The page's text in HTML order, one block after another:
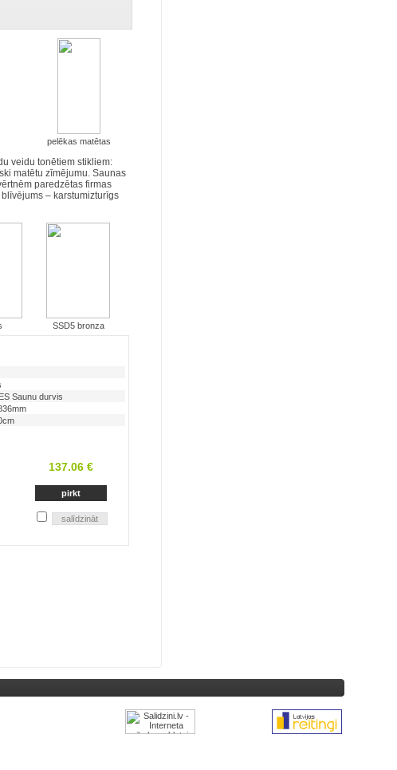
pelēkas matētas
veidu tonētiem stikliem:
matētu zīmējumu. Saunas
paredzētas firmas
blīvējums – karstumizturīgs
SSD5 bronza
Saunu durvis
137.06 €